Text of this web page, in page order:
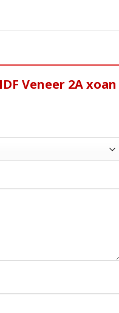
Veneer 2A xoan